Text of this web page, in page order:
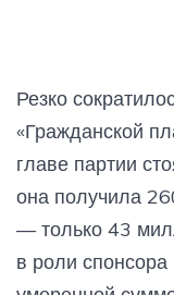
Резко
«Гражданской
главе партии
она получила
— только 43
в роли